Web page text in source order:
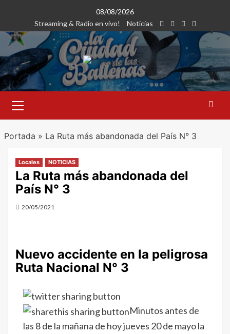
contenido
08/08/2026
Streaming & Radio en vivo!
Noticias
primario
Portada » La Ruta más abandonada del País N° 3
Locales NOTICIAS
La Ruta más abandonada del
País N° 3
20/05/2021
Nuevo accidente en la peligrosa
Ruta Nacional N° 3
Minutos antes de
las 8 de la mañana de hoy jueves 20 de mayo la